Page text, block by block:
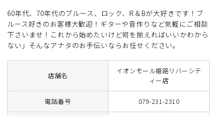
60年代、70年代のブルース、ロック、R＆Bが大好きです！ブ
ルース好きのお客様大歓迎！ギターや音作りなど気軽にご相談
下さいませ！これから始めたいけど何を揃えればいいかわから
ない」そんなアナタのお手伝いならお任せください。
店舗名
イオンモール姫路リバーシテ
ィー店
電話番号 079-231-2310